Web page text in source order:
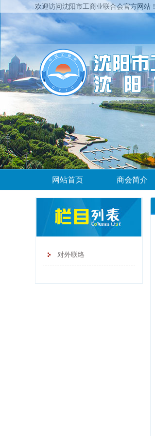
欢迎访问沈阳市工商业联合会官方网站！
网站首页 商会简介
对外联络